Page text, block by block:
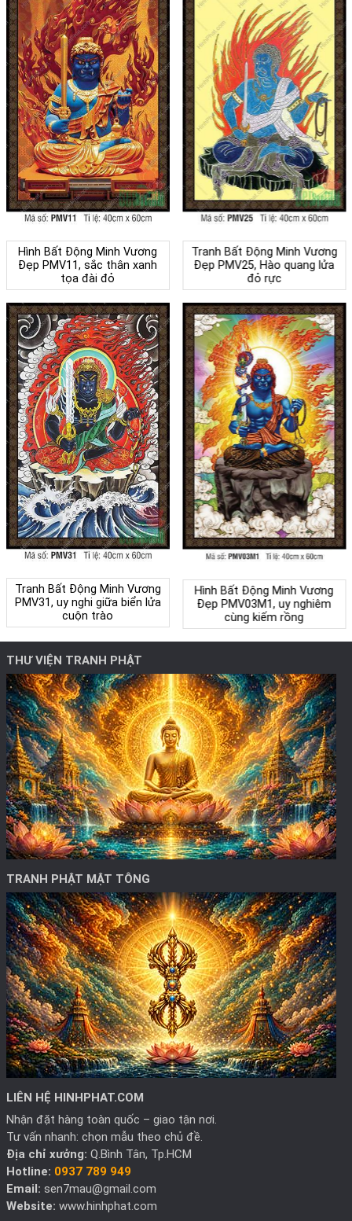
Hình Bất Động Minh Vương
Đẹp PMV11, sắc thân xanh
tọa đài đỏ
Tranh Bất Động Minh Vương
Đẹp PMV25, Hào quang lửa
đỏ rực
Tranh Bất Động Minh Vương
PMV31, uy nghi giữa biển lửa
cuộn trào
Hình Bất Động Minh Vương
Đẹp PMV03M1, uy nghiêm
cùng kiếm rồng
THƯ VIỆN TRANH PHẬT
TRANH PHẬT MẬT TÔNG
LIÊN HỆ HINHPHAT.COM
Nhận đặt hàng toàn quốc – giao tận nơi.
Tư vấn nhanh: chọn mẫu theo chủ đề.
Địa chỉ xưởng: Q.Bình Tân, Tp.HCM
Hotline: 0937 789 949
Email: sen7mau@gmail.com
Website: www.hinhphat.com